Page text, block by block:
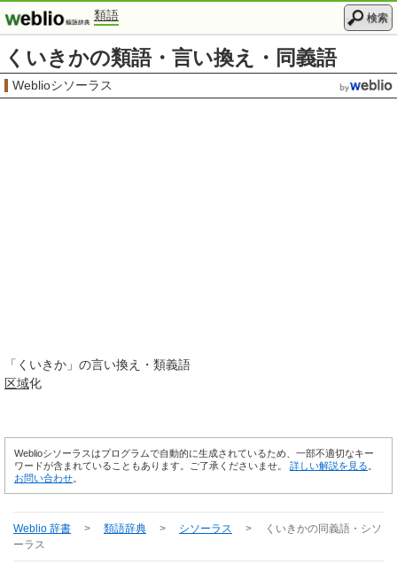
類語 検索
くいきかの類語・言い換え・同義語
Weblioシソーラス
「 くいきか 」の言い換え・類義語
区域化
Weblioシソーラスはプログラムで自動的に生成されているため、一部不適切なキー
ワードが含まれていることもあります。ご了承くださいませ。 詳しい解説を見る
お問い合わせ
Weblio 辞書 > 類語辞典 > シソーラス > くいきかの同義語・シソ
ーラス